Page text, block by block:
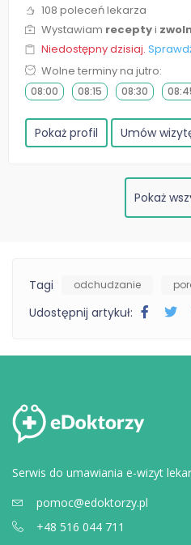
108 poleceń lekarza
Wystawiam receptyi
Niedostępny dzisiaj.
Wolne terminy na jutro:
08:00 08:15 08:30
Pokaż profil Umów
Pokaż
Tagi odchudzanie
Udostępnij artykuł:
Serwis do umawiania e-wizyt
pomoc@edoktorzy.pl
+48 516 044 711